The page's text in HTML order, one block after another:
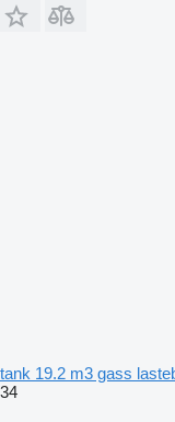
tank 19.2 m3 gass
34